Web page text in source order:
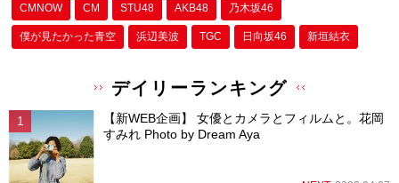
CMNOW CM STU48 AKB48 乃木坂46
僕が⾒たかった⻘空 浜辺美波 TGC 日向坂46 新垣結衣
デイリーランキング
【新WEB企画】 女優とカメラとフィルムと。花岡
すみれ Photo by Dream Aya